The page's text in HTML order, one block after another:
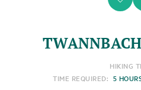
HIKING
TIME REQUIRED: 5